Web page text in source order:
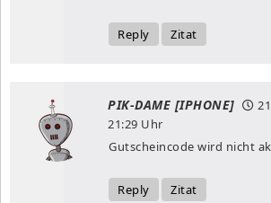
Reply Zitat
PIK-DAME [IPHONE]
21:29 Uhr
Gutscheincode wird nicht
Reply Zitat